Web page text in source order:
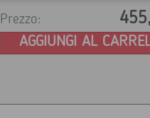
Prezzo:
AGGIUNGI AL